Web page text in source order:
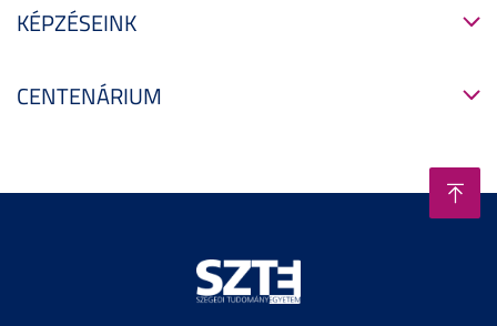
KÉPZÉSEINK
CENTENÁRIUM